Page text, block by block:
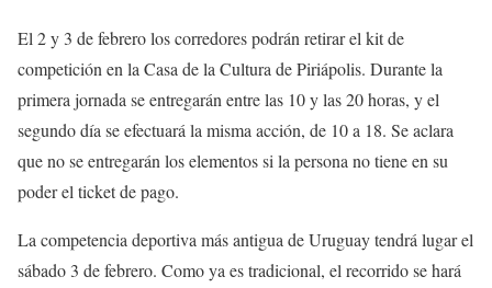
El 2 y 3 de febrero los corredores podrán retirar el kit de
competición en la Casa de la Cultura de Piriápolis. Durante la
primera jornada se entregarán entre las 10 y las 20 horas, y el
segundo día se efectuará la misma acción, de 10 a 18. Se aclara
que no se entregarán los elementos si la persona no tiene en su
poder el ticket de pago.
La competencia deportiva más antigua de Uruguay tendrá lugar el
sábado 3 de febrero. Como ya es tradicional, el recorrido se hará